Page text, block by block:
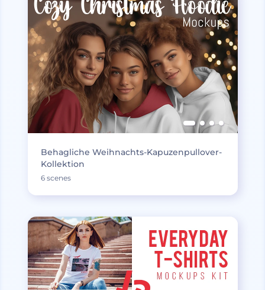
Behagliche Weihnachts-Kapuzenpullover-
Kollektion
6 scenes